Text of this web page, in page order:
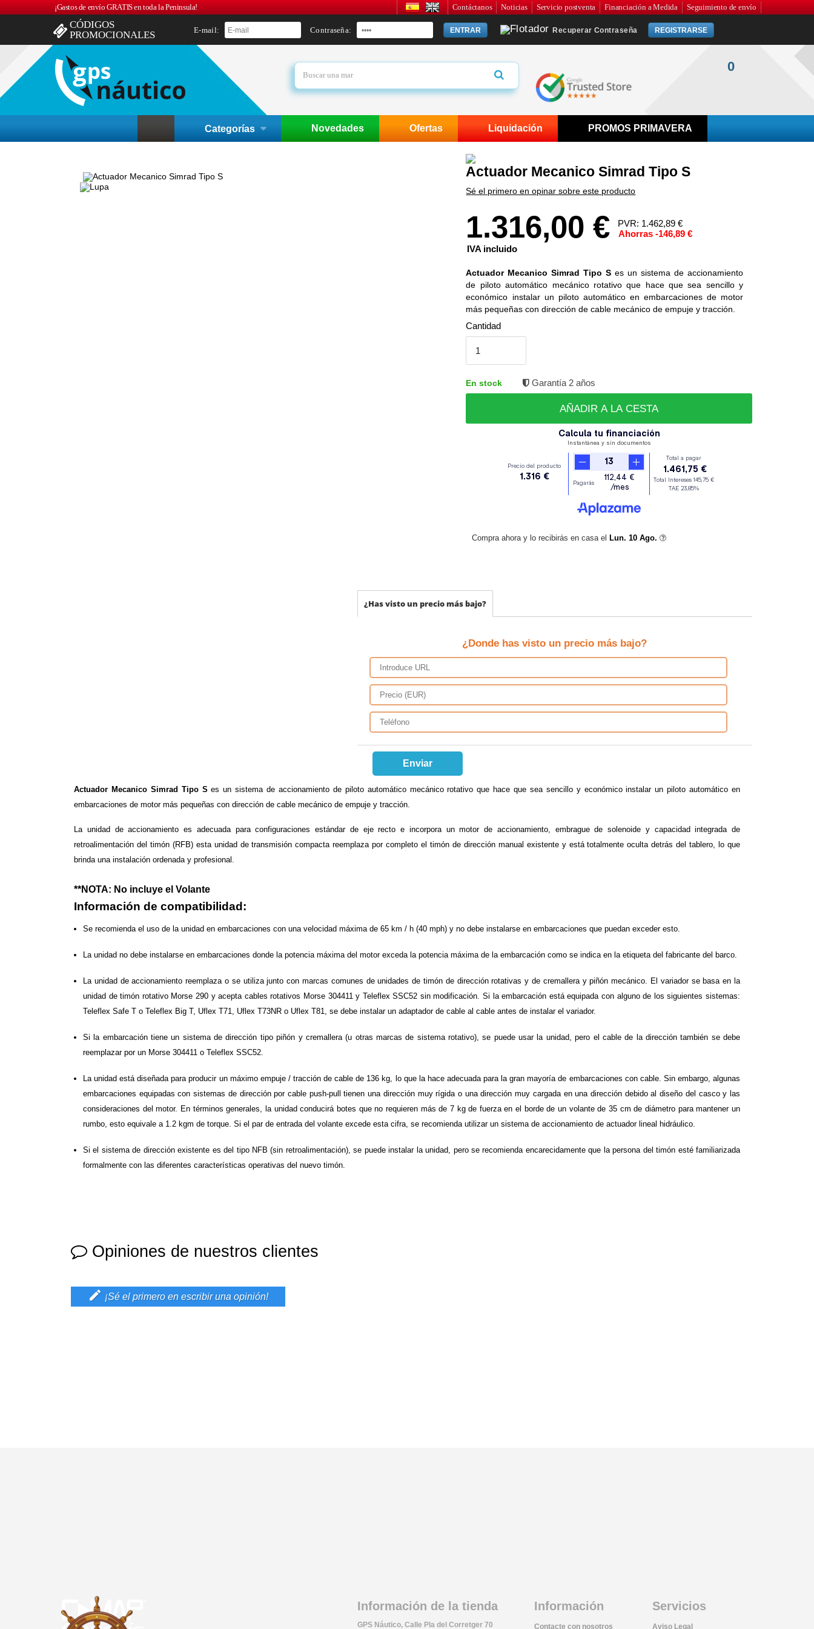
¡Gastos de envío GRATIS en toda la Peninsula! Contáctanos Noticias Servicio postventa Financiación a Medida Seguimiento de envío
CÓDIGOS
PROMOCIONALES
E-mail: Contraseña: ENTRAR Recuperar Contraseña REGISTRARSE
0
Categorías Novedades Ofertas Liquidación PROMOS PRIMAVERA
Actuador Mecanico Simrad Tipo S
Sé el primero en opinar sobre este producto
1.316,00 €
IVA incluido
PVR: 1.462,89 €
Ahorras -146,89 €
Actuador Mecanico Simrad Tipo S es un sistema de accionamiento
de piloto automático mecánico rotativo que hace que sea sencillo y
económico instalar un piloto automático en embarcaciones de motor
más pequeñas con dirección de cable mecánico de empuje y tracción.
Cantidad
En stock Garantía 2 años
AÑADIR A LA CESTA
Compra ahora y lo recibirás en casa elLun. 10 Ago.
¿Has visto un precio más bajo?
¿Donde has visto un precio más bajo?
Enviar
Actuador Mecanico Simrad Tipo S es un sistema de accionamiento de piloto automático mecánico rotativo que hace que sea sencillo y económico instalar un piloto automático en
embarcaciones de motor más pequeñas con dirección de cable mecánico de empuje y tracción.
La unidad de accionamiento es adecuada para configuraciones estándar de eje recto e incorpora un motor de accionamiento, embrague de solenoide y capacidad integrada de
retroalimentación del timón (RFB) esta unidad de transmisión compacta reemplaza por completo el timón de dirección manual existente y está totalmente oculta detrás del tablero, lo que
brinda una instalación ordenada y profesional.
**NOTA: No incluye el Volante
Información de compatibilidad:
Se recomienda el uso de la unidad en embarcaciones con una velocidad máxima de 65 km / h (40 mph) y no debe instalarse en embarcaciones que puedan exceder esto.
La unidad no debe instalarse en embarcaciones donde la potencia máxima del motor exceda la potencia máxima de la embarcación como se indica en la etiqueta del fabricante del barco.
La unidad de accionamiento reemplaza o se utiliza junto con marcas comunes de unidades de timón de dirección rotativas y de cremallera y piñón mecánico. El variador se basa en la
unidad de timón rotativo Morse 290 y acepta cables rotativos Morse 304411 y Teleflex SSC52 sin modificación. Si la embarcación está equipada con alguno de los siguientes sistemas:
Teleflex Safe T o Teleflex Big T, Uflex T71, Uflex T73NR o Uflex T81, se debe instalar un adaptador de cable al cable antes de instalar el variador.
Si la embarcación tiene un sistema de dirección tipo piñón y cremallera (u otras marcas de sistema rotativo), se puede usar la unidad, pero el cable de la dirección también se debe
reemplazar por un Morse 304411 o Teleflex SSC52.
La unidad está diseñada para producir un máximo empuje / tracción de cable de 136 kg, lo que la hace adecuada para la gran mayoría de embarcaciones con cable. Sin embargo, algunas
embarcaciones equipadas con sistemas de dirección por cable push-pull tienen una dirección muy rígida o una dirección muy cargada en una dirección debido al diseño del casco y las
consideraciones del motor. En términos generales, la unidad conducirá botes que no requieren más de 7 kg de fuerza en el borde de un volante de 35 cm de diámetro para mantener un
rumbo, esto equivale a 1.2 kgm de torque. Si el par de entrada del volante excede esta cifra, se recomienda utilizar un sistema de accionamiento de actuador lineal hidráulico.
Si el sistema de dirección existente es del tipo NFB (sin retroalimentación), se puede instalar la unidad, pero se recomienda encarecidamente que la persona del timón esté familiarizada
formalmente con las diferentes características operativas del nuevo timón.
Opiniones de nuestros clientes
 ¡Sé el primero en escribir una opinión!
Información de la tienda
GPS Náutico, Calle Pla del Corretger 70
Información
Contacte con nosotros
Servicios
Aviso Legal